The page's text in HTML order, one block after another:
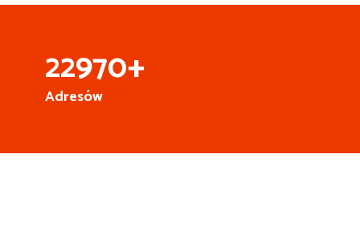
25000+
Adresów